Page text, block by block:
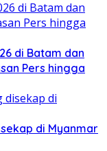
di Batam dan
Pers hingga
di Myanmar